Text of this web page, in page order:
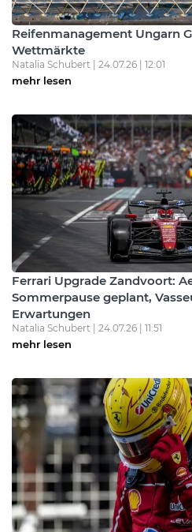
Reifenmanagement Ungarn
Wettmärkte
Natalia Schubert | 24.07.26 | 12:01
mehr lesen
Ferrari Upgrade Zandvoort:
Sommerpause geplant,
Erwartungen
Natalia Schubert | 24.07.26 | 11:51
mehr lesen